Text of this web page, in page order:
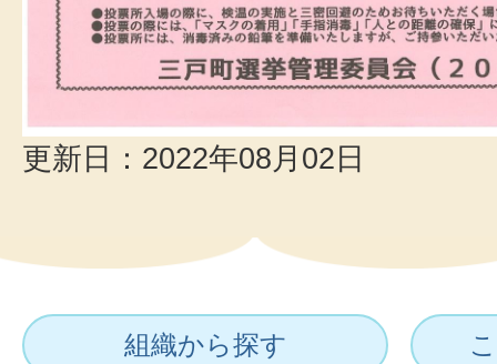
更新日：2022年08月02日
組織から探す